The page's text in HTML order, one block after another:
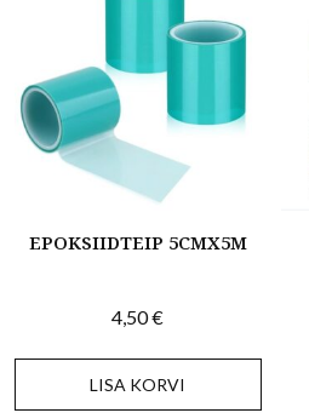
EPOKSIIDTEIP 5CMX5M
4,50€
LISA KORVI